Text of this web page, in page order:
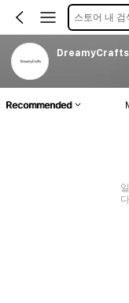
스토어 내 검
DreamyCrafts
Recommended